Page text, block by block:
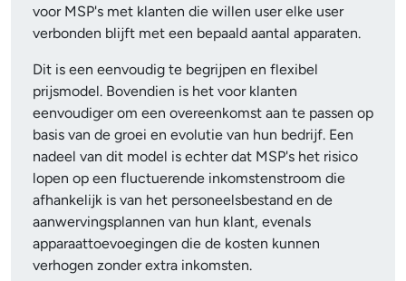
voor MSP's met klanten die willen user elke user
verbonden blijft met een bepaald aantal apparaten.
Dit is een eenvoudig te begrijpen en flexibel
prijsmodel. Bovendien is het voor klanten
eenvoudiger om een overeenkomst aan te passen op
basis van de groei en evolutie van hun bedrijf. Een
nadeel van dit model is echter dat MSP's het risico
lopen op een fluctuerende inkomstenstroom die
afhankelijk is van het personeelsbestand en de
aanwervingsplannen van hun klant, evenals
apparaattoevoegingen die de kosten kunnen
verhogen zonder extra inkomsten.